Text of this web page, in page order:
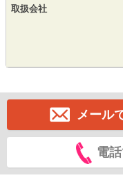
取扱会社
メール
電